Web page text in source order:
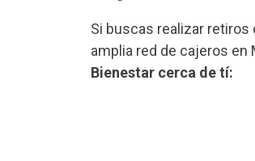
Si buscas realizar retiros
amplia red de cajeros
Bienestar cerca de tí: